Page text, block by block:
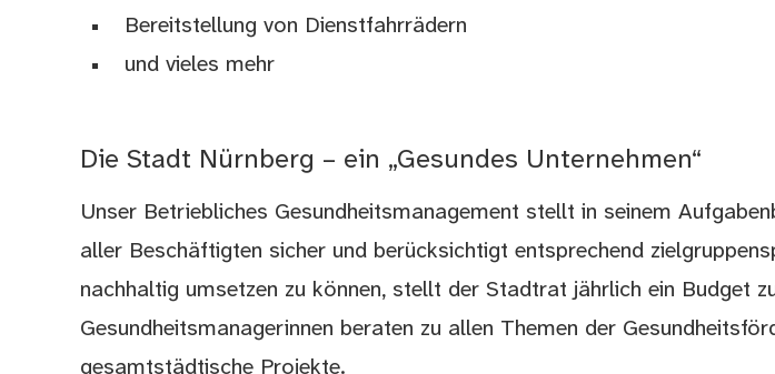
Bereitstellung von Dienstfahrrädern
und vieles mehr
Die Stadt Nürnberg – ein „Gesundes Unternehmen“
Unser Betriebliches Gesundheitsmanagement stellt in seinem
aller Beschäftigten sicher und berücksichtigt entsprechend
nachhaltig umsetzen zu können, stellt der Stadtrat jährlich ein Budget
Gesundheitsmanagerinnen beraten zu allen Themen der
gesamtstädtische Projekte.